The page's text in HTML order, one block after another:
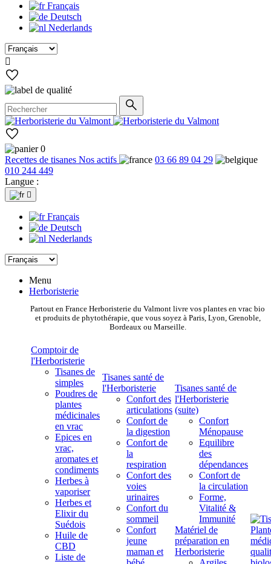
Français
Deutsch
Nederlands

0
Recettes de tisanes Nos actifs
03 66 89 04 29
010 244 449
Langue :

Français
Deutsch
Nederlands
Menu
Herboristerie
Partout en France Herboristerie du Valmont livre vos plantes en vrac bio
et produits de phytothérapie, que vous soyez à Paris, Lyon, Grenoble,
Bordeaux ou Marseille.
Comptoir de
l'Herboristerie
Tisanes de
simples
Poudres de
plantes
médicinales
en vrac
Epices en
vrac,
aromates et
condiments
Herbes à
vaporiser
Herbes et
Elixir du
Suédois
Huile de
CBD
Liste de
Tisanes santé de
l'Herboristerie
Confort des
articulations
Confort de
la digestion
Confort de
la
respiration
Confort des
voies
urinaires
Confort du
sommeil
Confort
jeune
maman et
Tisanes santé de
l'Herboristerie
(suite)
Confort
Ménopause
Equilibre
des
dépendances
Confort de
la circulation
Forme,
Vitalité &
Immunité
Matériel de
préparation en
Herboristerie